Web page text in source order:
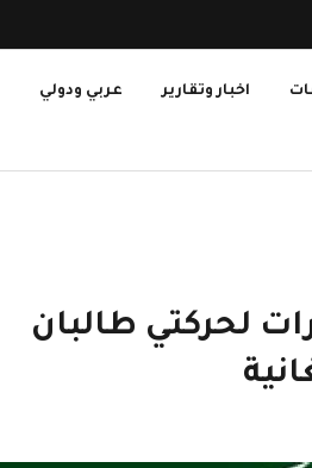
اخبار وتقارير عربي ودولي
لحركتي طالبان